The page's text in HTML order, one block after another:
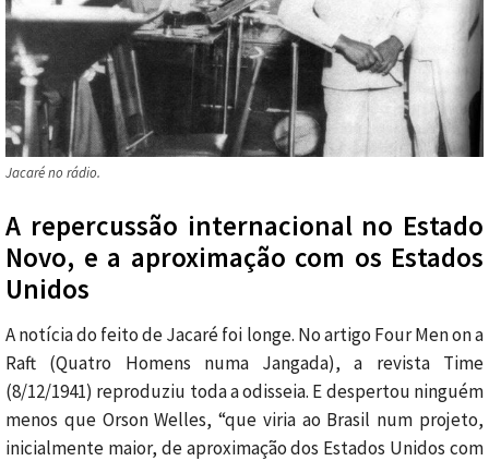
Jacaré no rádio.
A repercussão internacional no Estado
Novo, e a aproximação com os Estados
Unidos
A notícia do feito de Jacaré foi longe. No artigo Four Men on a
Raft (Quatro Homens numa Jangada), a revista Time
(8/12/1941) reproduziu toda a odisseia. E despertou ninguém
menos que Orson Welles, “que viria ao Brasil num projeto,
inicialmente maior, de aproximação dos Estados Unidos com